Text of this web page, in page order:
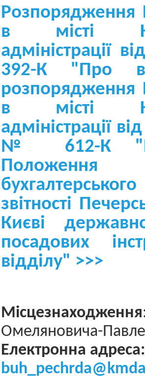
Розпорядження
в місті
адміністрації
392-К "Про
розпорядження
в місті
адміністрації
№ 612-К
звітності
Києві
посадових
відділу" >>>
Місцезнаходження
Омеляновича-
Електронна адреса: